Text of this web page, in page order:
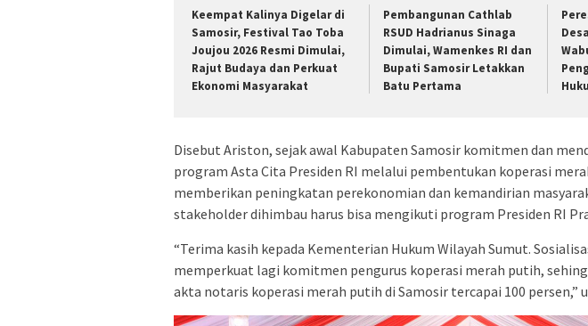
Keempat Kalinya Digelar di
Samosir, Festival Tao Toba
Joujou 2026 Resmi Dimulai,
Rajut Budaya dan Perkuat
Ekonomi Masyarakat
Pembangunan Cathlab
RSUD Hadrianus Sinaga
Dimulai, Wamenkes RI dan
Bupati Samosir Letakkan
Batu Pertama
Disebut Ariston, sejak awal Kabupaten Samosir komitmen dan
program Asta Cita Presiden RI melalui pembentukan koperasi
memberikan peningkatan perekonomian dan kemandirian
stakeholder dihimbau harus bisa mengikuti program Presiden RI
“Terima kasih kepada Kementerian Hukum Wilayah Sumut.
memperkuat lagi komitmen pengurus koperasi merah putih,
akta notaris koperasi merah putih di Samosir tercapai 100 persen,”